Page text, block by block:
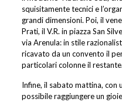
squisitamente tecnici e
grandi dimensioni. Poi, il
Prati, il V.R. in piazza San
via Arenula: in stile
ricavato da un convento il
particolari colonne il restante.
Infine, il sabato mattina, con
possibile raggiungere un